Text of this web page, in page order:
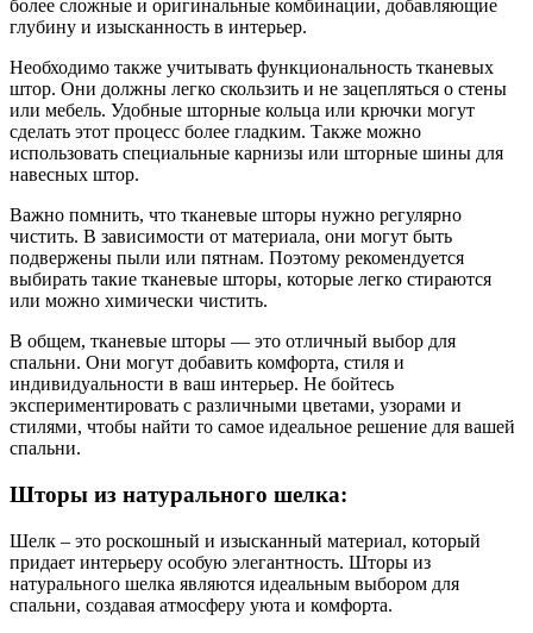
более сложные и оригинальные комбинации, добавляющие
глубину и изысканность в интерьер.
Необходимо также учитывать функциональность тканевых
штор. Они должны легко скользить и не зацепляться о стены
или мебель. Удобные шторные кольца или крючки могут
сделать этот процесс более гладким. Также можно
использовать специальные карнизы или шторные шины для
навесных штор.
Важно помнить, что тканевые шторы нужно регулярно
чистить. В зависимости от материала, они могут быть
подвержены пыли или пятнам. Поэтому рекомендуется
выбирать такие тканевые шторы, которые легко стираются
или можно химически чистить.
В общем, тканевые шторы — это отличный выбор для
спальни. Они могут добавить комфорта, стиля и
индивидуальности в ваш интерьер. Не бойтесь
экспериментировать с различными цветами, узорами и
стилями, чтобы найти то самое идеальное решение для вашей
спальни.
Шторы из натурального шелка:
Шелк – это роскошный и изысканный материал, который
придает интерьеру особую элегантность. Шторы из
натурального шелка являются идеальным выбором для
спальни, создавая атмосферу уюта и комфорта.